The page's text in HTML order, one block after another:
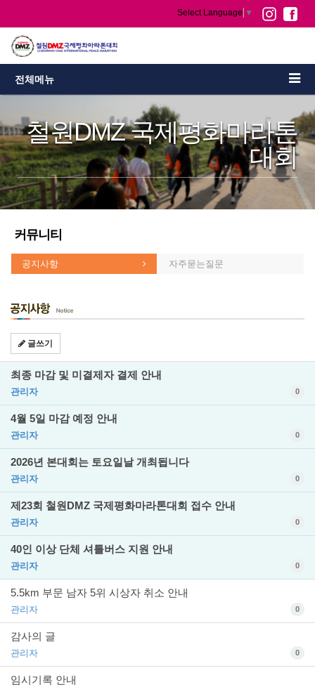
Select Language ▼
전체메뉴
철원DMZ 국제평화마라톤
대회
커뮤니티
공지사항 자주묻는질문
글쓰기
최종 마감 및 미결제자 결제 안내
관리자 0
4월 5일 마감 예정 안내
관리자 0
2026년 본대회는 토요일날 개최됩니다
관리자 0
제23회 철원DMZ 국제평화마라톤대회 접수 안내
관리자 0
40인 이상 단체 셔틀버스 지원 안내
관리자 0
5.5km 부문 남자 5위 시상자 취소 안내
관리자 0
감사의 글
관리자 0
임시기록 안내